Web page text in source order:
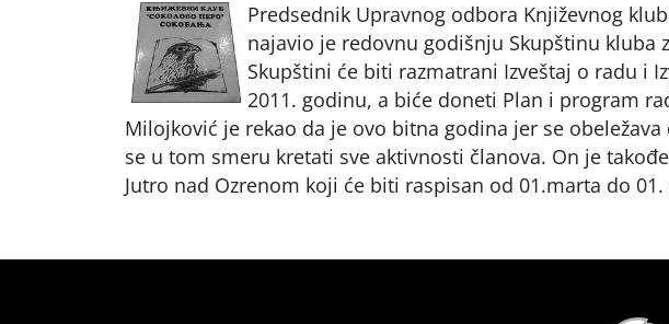
Predsednik Upravnog odbora Književnog
najavio je redovnu godišnju Skupštinu kluba
Skupštini će biti razmatrani Izveštaj o radu i
2011. godinu, a biće doneti Plan i program
Milojković je rekao da je ovo bitna godina jer se
se u tom smeru kretati sve aktivnosti članova. On je
Jutro nad Ozrenom koji će biti raspisan od 01.marta do 01.